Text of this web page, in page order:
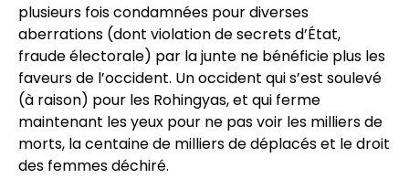
plusieurs fois condamnées pour diverses
aberrations (dont violation de secrets d’État,
fraude électorale) par la junte ne bénéficie plus les
faveurs de l’occident. Un occident qui s’est soulevé
(à raison) pour les Rohingyas, et qui ferme
maintenant les yeux pour ne pas voir les milliers de
morts, la centaine de milliers de déplacés et le droit
des femmes déchiré.